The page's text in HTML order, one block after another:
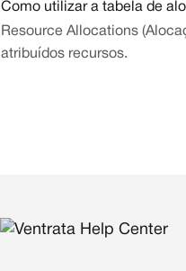
Como utilizar a tabela de
Resource Allocations
atribuídos recursos.